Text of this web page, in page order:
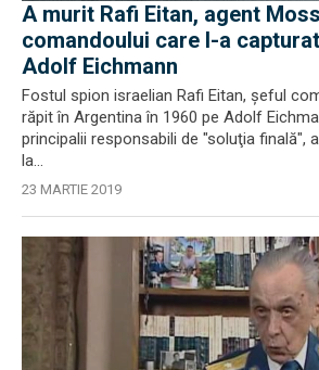
A murit Rafi Eitan, agent
comandoului care l-a
Adolf Eichmann
Fostul spion israelian Rafi Eitan, şeful
răpit în Argentina în 1960 pe Adolf
principalii responsabili de "soluţia finală",
la...
23 MARTIE 2019